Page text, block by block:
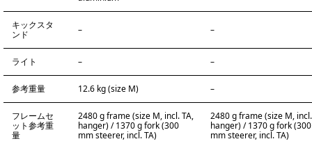
キックスタ
ンド
– –
ライト – –
参考重量 12.6 kg (size M) –
フレームセ
ット参考重
量
2480 g frame (size M, incl. TA,
hanger) / 1370 g fork (300
mm steerer, incl. TA)
2480 g frame (size M,
hanger) / 1370 g fork (300
mm steerer, incl. TA)